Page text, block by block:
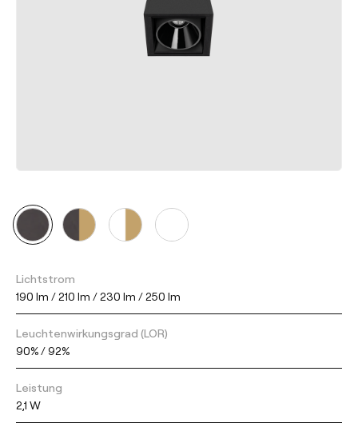
Lichtstrom
190 lm / 210 lm / 230 lm / 250 lm
Leuchtenwirkungsgrad (LOR)
90% / 92%
Leistung
2,1 W